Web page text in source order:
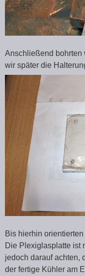
Anschließend bohrten
wir später die
Bis hierhin
Die Plexiglasplatte ist
jedoch darauf achten,
der fertige Kühler am